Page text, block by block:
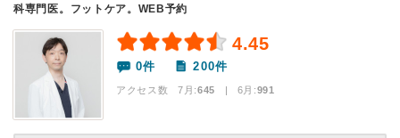
科専門医。フットケア。WEB予約
4.45
0件 200件
アクセス数 7月:645 | 6月:991